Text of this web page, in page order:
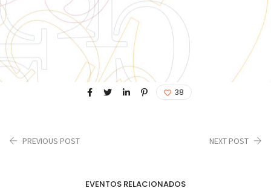
38
PREVIOUS POST NEXT POST
EVENTOS RELACIONADOS